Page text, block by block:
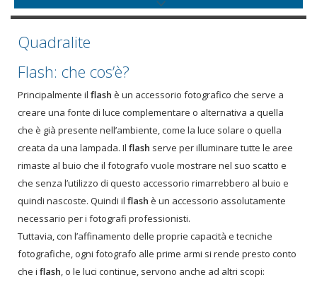
Quadralite
Flash: che cos’è?
Principalmente il flash è un accessorio fotografico che serve a
creare una fonte di luce complementare o alternativa a quella
che è già presente nell’ambiente, come la luce solare o quella
creata da una lampada. Il flash serve per illuminare tutte le aree
rimaste al buio che il fotografo vuole mostrare nel suo scatto e
che senza l’utilizzo di questo accessorio rimarrebbero al buio e
quindi nascoste. Quindi il flash è un accessorio assolutamente
necessario per i fotografi professionisti.
Tuttavia, con l’affinamento delle proprie capacità e tecniche
fotografiche, ogni fotografo alle prime armi si rende presto conto
che i flash, o le luci continue, servono anche ad altri scopi: